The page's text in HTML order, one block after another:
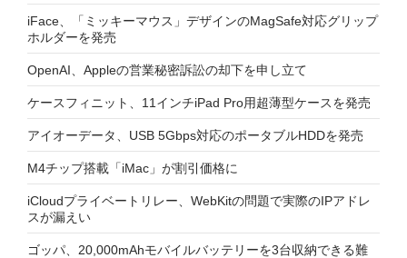
iFace、「ミッキーマウス」デザインのMagSafe対応グリップ
ホルダーを発売
OpenAI、Appleの営業秘密訴訟の却下を申し立て
ケースフィニット、11インチiPad Pro用超薄型ケースを発売
アイオーデータ、USB 5Gbps対応のポータブルHDDを発売
M4チップ搭載「iMac」が割引価格に
iCloudプライベートリレー、WebKitの問題で実際のIPアドレ
スが漏えい
ゴッパ、20,000mAhモバイルバッテリーを3台収納できる難